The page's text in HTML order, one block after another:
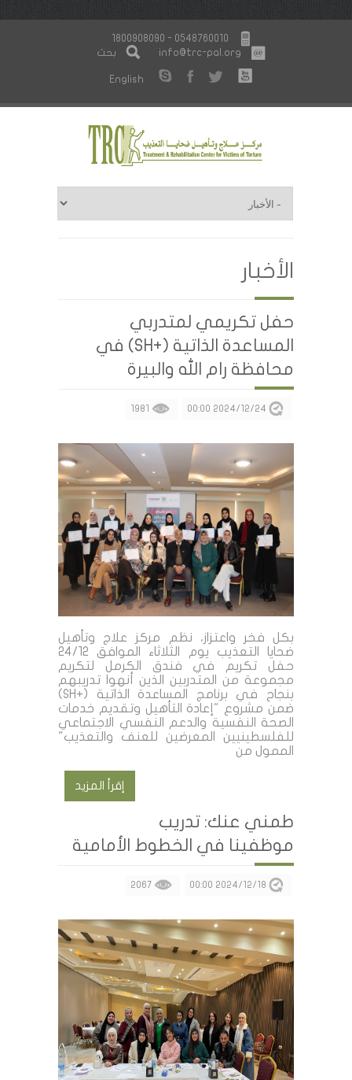
1800908090 - 0548760010
info@trc-pal.org
بحث
English
الأخبار
حفل تكريمي لمتدربي
المساعدة الذاتية (+SH) في
محافظة رام الله والبيرة
بكل فخر واعتزاز، نظم مركز علاج وتأهيل
ضحايا التعذيب يوم الثلاثاء الموافق 24/12
حفل تكريم في فندق الكرمل لتكريم
مجموعة من المتدربين الذين أنهوا تدريبهم
بنجاح في برنامج المساعدة الذاتية (+SH)
ضمن مشروع "إعادة التأهيل وتقديم خدمات
الصحة النفسية والدعم النفسي الاجتماعي
للفلسطينيين المعرضين للعنف والتعذيب"
الممول من
إقرأ المزيد
طمني عنك: تدريب
موظفينا في الخطوط الأمامية